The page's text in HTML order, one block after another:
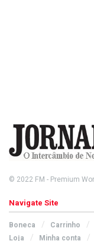
© 2022 FM - Premium
Navigate Site
Boneca Carrinho
Loja
Minha conta